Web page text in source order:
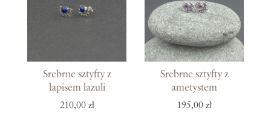
Srebrne sztyfty z
lapisem lazuli
210,00 zł
Srebrne sztyfty z
ametystem
195,00 zł